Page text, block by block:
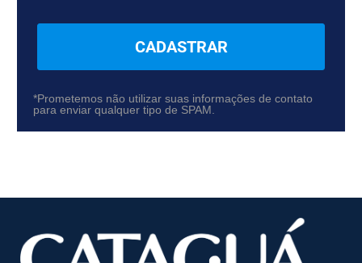
CADASTRAR
*Prometemos não utilizar suas informações de contato
para enviar qualquer tipo de SPAM.